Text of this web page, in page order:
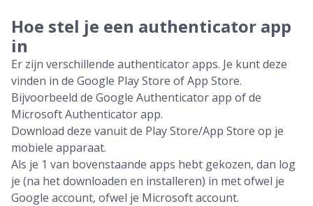
Hoe stel je een authenticator app
in
Er zijn verschillende authenticator apps. Je kunt deze
vinden in de Google Play Store of App Store.
Bijvoorbeeld de Google Authenticator app of de
Microsoft Authenticator app.
Download deze vanuit de Play Store/App Store op je
mobiele apparaat.
Als je 1 van bovenstaande apps hebt gekozen, dan log
je (na het downloaden en installeren) in met ofwel je
Google account, ofwel je Microsoft account.